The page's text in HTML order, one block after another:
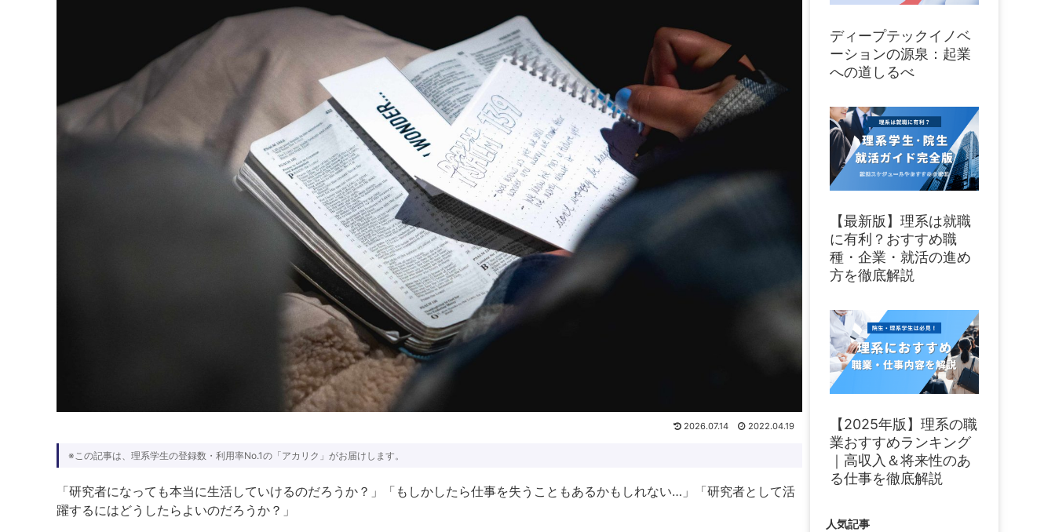
2026.07.14 2022.04.19
※この記事は、理系学生の登録数・利用率No.1の「アカリク」がお届けします。
「研究者になっても本当に生活していけるのだろうか？」「もしかしたら仕事を失うこともあるかもしれない…」「研究者として活
躍するにはどうしたらよいのだろうか？」
ディープテックイノベ
ーションの源泉：起業
への道しるべ
【最新版】理系は就職
に有利？おすすめ職
種・企業・就活の進め
方を徹底解説
【2025年版】理系の職
業おすすめランキング
｜高収入＆将来性のあ
る仕事を徹底解説
人気記事